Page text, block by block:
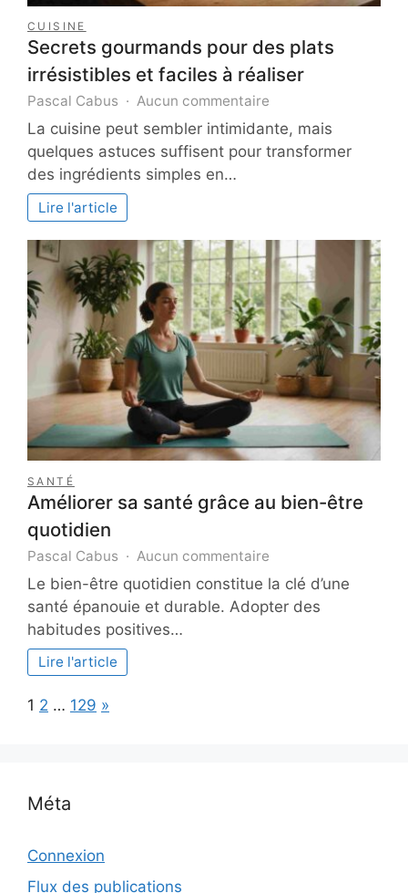
CUISINE
Secrets gourmands pour des plats
irrésistibles et faciles à réaliser
Pascal Cabus Aucun commentaire
Secrets
gourmands
pour
et
faciles
à
réaliser
La cuisine peut sembler intimidante, mais
quelques astuces suffisent pour transformer
des ingrédients simples en…
Lire l'article
SANTÉ
Améliorer sa santé grâce au bien-être
quotidien
Pascal Cabus Aucun commentaire
Améliorer
sa
santé
Le bien-être quotidien constitue la clé d’une
santé épanouie et durable. Adopter des
habitudes positives…
Lire l'article
Page:
1 2 … 129 Next
»
Méta
Connexion
Flux des publications